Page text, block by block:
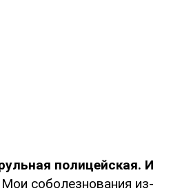
полицейская. И
Мои соболезнования из-